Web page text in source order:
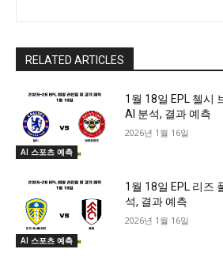
RELATED ARTICLES
AI 스포츠 예측
1월 18일 EPL 첼시
AI 분석, 결과 예측
2026년 1월 16일
AI 스포츠 예측
1월 18일 EPL 리즈
석, 결과 예측
2026년 1월 16일